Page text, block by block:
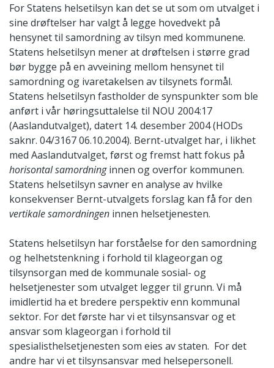
For Statens helsetilsyn kan det se ut som om utvalget i
sine drøftelser har valgt å legge hovedvekt på
hensynet til samordning av tilsyn med kommunene.
Statens helsetilsyn mener at drøftelsen i større grad
bør bygge på en avveining mellom hensynet til
samordning og ivaretakelsen av tilsynets formål.
Statens helsetilsyn fastholder de synspunkter som ble
anført i vår høringsuttalelse til NOU 2004:17
(Aaslandutvalget), datert 14. desember 2004 (HODs
saknr. 04/3167 06.10.2004). Bernt-utvalget har, i likhet
med Aaslandutvalget, først og fremst hatt fokus på
horisontal samordninginnen og overfor kommunen.
Statens helsetilsyn savner en analyse av hvilke
konsekvenser Bernt-utvalgets forslag kan få for den
vertikale samordningen innen helsetjenesten.
Statens helsetilsyn har forståelse for den samordning
og helhetstenkning i forhold til klageorgan og
tilsynsorgan med de kommunale sosial- og
helsetjenester som utvalget legger til grunn. Vi må
imidlertid ha et bredere perspektiv enn kommunal
sektor. For det første har vi et tilsynsansvar og et
ansvar som klageorgan i forhold til
spesialisthelsetjenesten som eies av staten. For det
andre har vi et tilsynsansvar med helsepersonell.